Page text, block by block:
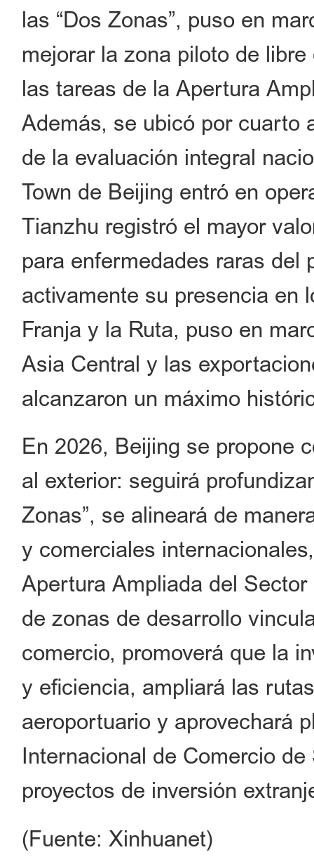
las “Dos Zonas”, puso en
mejorar la zona piloto de
las tareas de la Apertura
Además, se ubicó por cuarto
de la evaluación integral
Town de Beijing entró en
Tianzhu registró el mayor
para enfermedades raras del
activamente su presencia en
Franja y la Ruta, puso en
Asia Central y las
alcanzaron un máximo
En 2026, Beijing se propone
al exterior: seguirá
Zonas”, se alineará de
y comerciales
Apertura Ampliada del
de zonas de desarrollo
comercio, promoverá que la
y eficiencia, ampliará las
aeroportuario y aprovechará
Internacional de Comercio
proyectos de inversión
(Fuente: Xinhuanet)